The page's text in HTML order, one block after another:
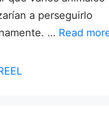
a perseguirlo
… Read